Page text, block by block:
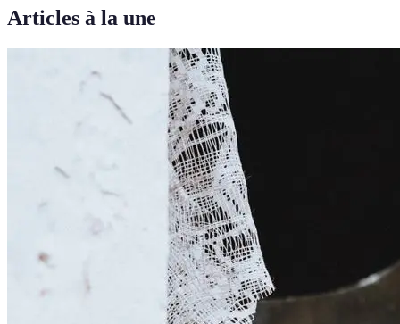
Articles à la une